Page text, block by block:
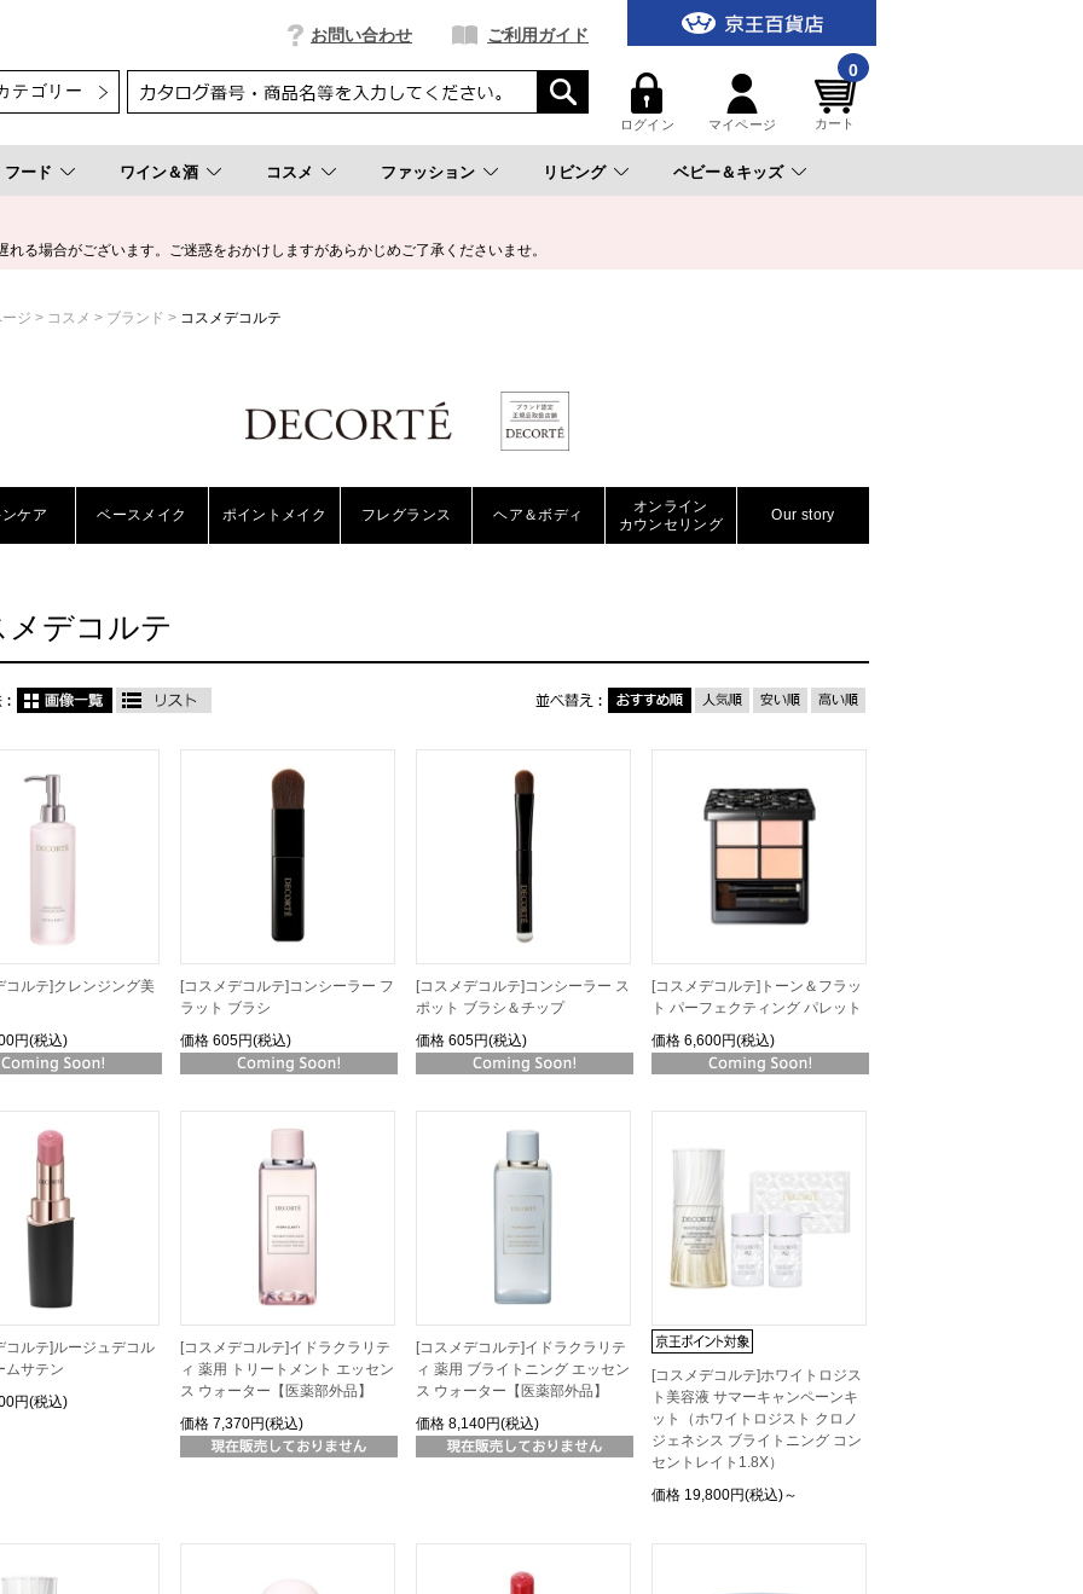
お問い合わせ ご利用ガイド
ログイン マイページ
0
カート
フード ワイン＆酒 コスメ ファッション リビング ベビー＆キッズ
る場合がございます。ご迷惑をおかけしますがあらかじめご了承くださいませ。
ージ コスメ ブランド コスメデコルテ
ケア ベースメイク ポイントメイク フレグランス ヘア＆ボディ
オンライン
カウンセリング
Our story
メデコルテ
コルテ]クレンジング美
円(税込)
[コスメデコルテ]コンシーラー フ
ラット ブラシ
価格 605円(税込)
[コスメデコルテ]コンシーラー ス
ポット ブラシ＆チップ
価格 605円(税込)
[コスメデコルテ]トーン＆フラッ
ト パーフェクティング パレット
価格 6,600円(税込)
コルテ]ルージュデコル
ムサテン
円(税込)
[コスメデコルテ]イドラクラリテ
ィ 薬用 トリートメント エッセン
ス ウォーター【医薬部外品】
価格 7,370円(税込)
[コスメデコルテ]イドラクラリテ
ィ 薬用 ブライトニング エッセン
ス ウォーター【医薬部外品】
価格 8,140円(税込)
[コスメデコルテ]ホワイトロジス
ト美容液 サマーキャンペーンキ
ット（ホワイトロジスト クロノ
ジェネシス ブライトニング コン
セントレイト1.8X）
価格 19,800円(税込)～